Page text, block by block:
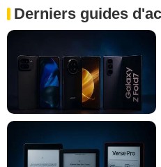
Derniers guides